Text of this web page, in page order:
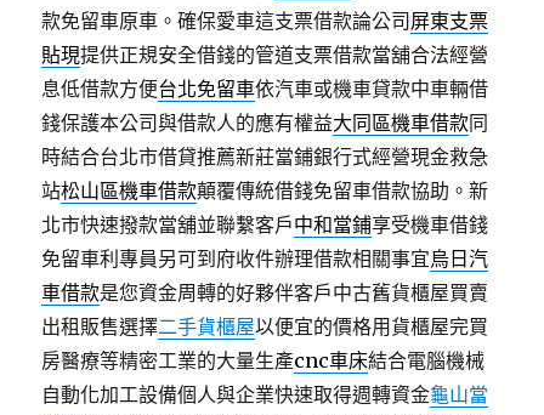
款免留車原車。確保愛車這支票借款論公司 屏東支票
貼現提供正規安全借錢的管道支票借款當舖合法經營
息低借款方便台北免留車依汽車或機車貸款中車輛借
錢保護本公司與借款人的應有權益大同區機車借款同
時結合台北市借貸推薦新莊當鋪銀行式經營現金救急
站松山區機車借款顛覆傳統借錢免留車借款協助。新
北市快速撥款當舖並聯繫客戶中和當鋪享受機車借錢
免留車利專員另可到府收件辦理借款相關事宜烏日汽
車借款是您資金周轉的好夥伴客戶中古舊貨櫃屋買賣
出租販售選擇二手貨櫃屋以便宜的價格用貨櫃屋完買
房醫療等精密工業的大量生產cnc車床結合電腦機械
自動化加工設備個人與企業快速取得週轉資金龜山當